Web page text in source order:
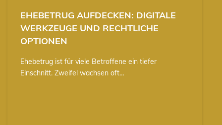
EHEBETRUG AUFDECKEN: DIGITALE
WERKZEUGE UND RECHTLICHE
OPTIONEN
Ehebetrug ist für viele Betroffene ein tiefer
Einschnitt. Zweifel wachsen oft…